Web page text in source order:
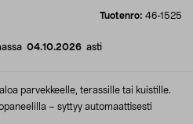
Tuotenro: 46-1525
04.10.2026 asti
parvekkeelle, terassille tai kuistille.
– syttyy automaattisesti